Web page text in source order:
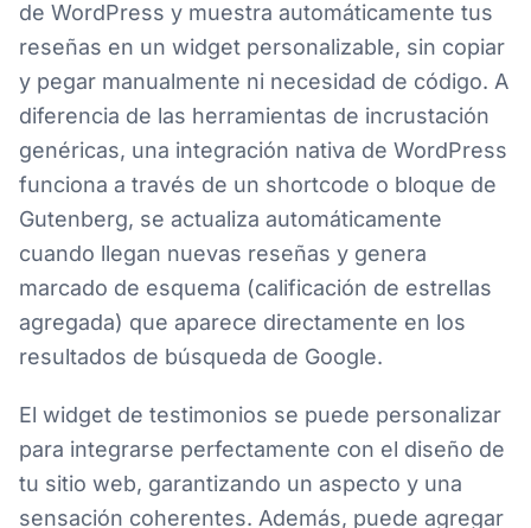
de WordPress y muestra automáticamente tus
reseñas en un widget personalizable, sin copiar
y pegar manualmente ni necesidad de código. A
diferencia de las herramientas de incrustación
genéricas, una integración nativa de WordPress
funciona a través de un shortcode o bloque de
Gutenberg, se actualiza automáticamente
cuando llegan nuevas reseñas y genera
marcado de esquema (calificación de estrellas
agregada) que aparece directamente en los
resultados de búsqueda de Google.
El widget de testimonios se puede personalizar
para integrarse perfectamente con el diseño de
tu sitio web, garantizando un aspecto y una
sensación coherentes. Además, puede agregar